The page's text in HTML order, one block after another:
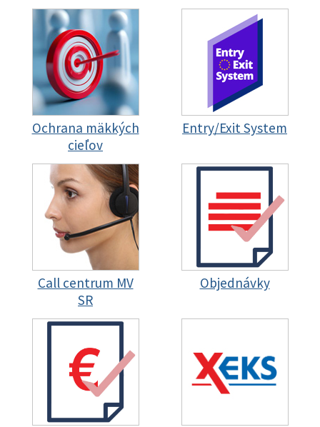
Ochrana mäkkých
cieľov
Entry/Exit System
Call centrum MV
SR
Objednávky